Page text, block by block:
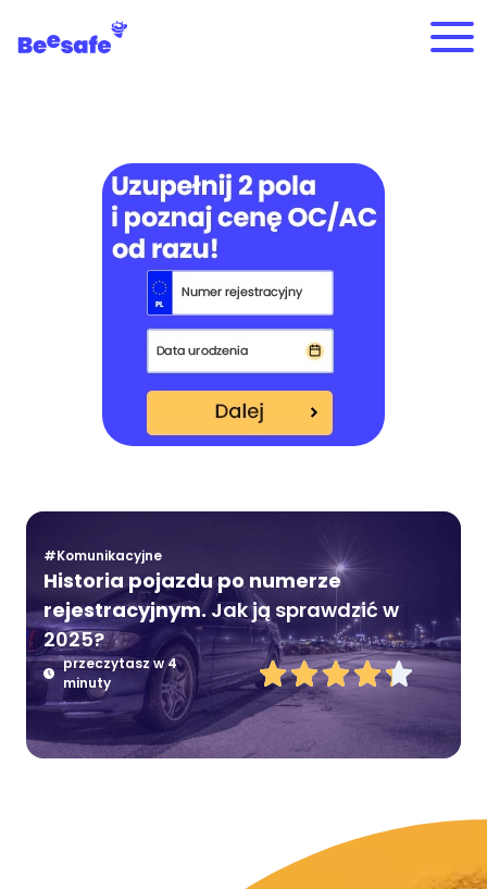
#Komunikacyjne
Historia pojazdu po numerze
rejestracyjnym.Jak ją sprawdzić w
2025?
przeczytasz w 4
minuty